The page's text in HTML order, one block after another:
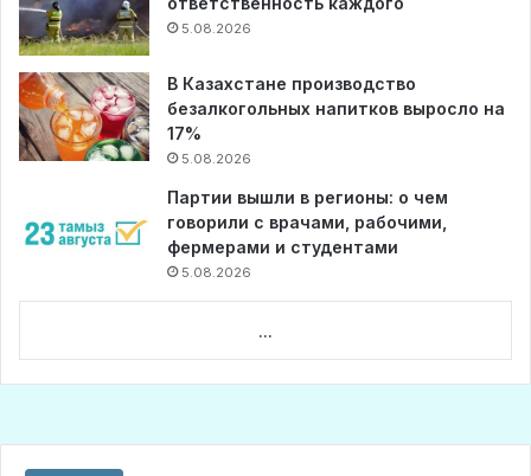
5.08.2026
В Казахстане производство
безалкогольных напитков выросло на
17%
5.08.2026
Партии вышли в регионы: о чем
говорили с врачами, рабочими,
фермерами и студентами
5.08.2026
...